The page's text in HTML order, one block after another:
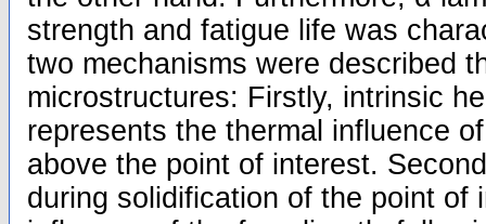
strength and fatigue life was
two mechanisms were described
microstructures: Firstly, intrinsic
represents the thermal influence
above the point of interest.
during solidification of the point of